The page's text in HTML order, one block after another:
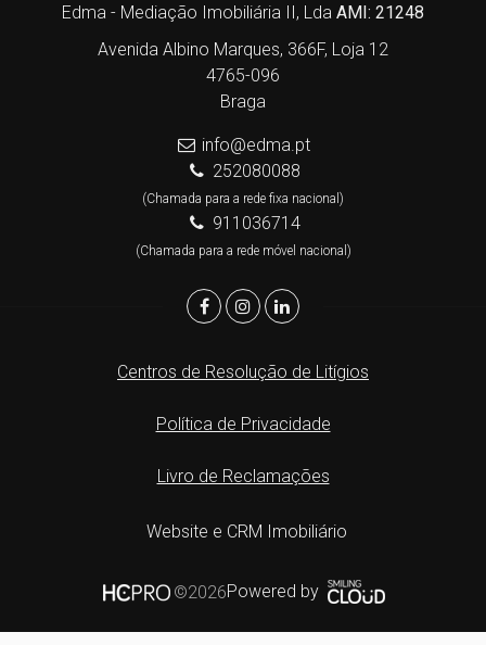
Edma - Mediação Imobiliária II, Lda AMI: 21248
Avenida Albino Marques, 366F, Loja 12
4765-096
Braga
info@edma.pt
252080088
(Chamada para a rede fixa nacional)
911036714
(Chamada para a rede móvel nacional)
Centros de Resolução de Litígios
Política de Privacidade
Livro de Reclamações
Website e CRM Imobiliário
©2026Powered by